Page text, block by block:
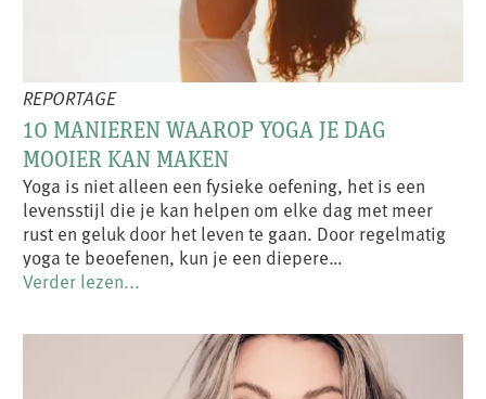
REPORTAGE
10 MANIEREN WAAROP YOGA JE DAG
MOOIER KAN MAKEN
Yoga is niet alleen een fysieke oefening, het is een
levensstijl die je kan helpen om elke dag met meer
rust en geluk door het leven te gaan. Door regelmatig
yoga te beoefenen, kun je een diepere…
Verder lezen...